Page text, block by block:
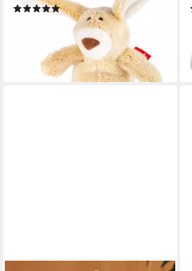
(2)
lieferbar - in 2-3 Werktagen bei dir
+2